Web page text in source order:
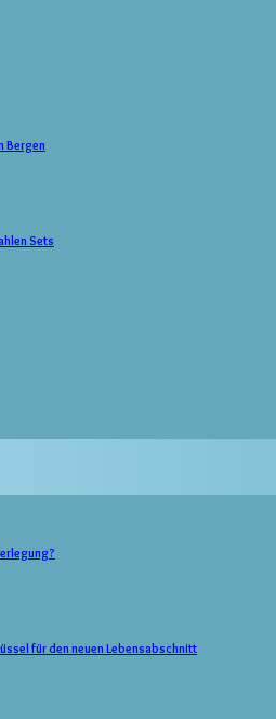
Bergen
Sets
für den neuen Lebensabschnitt